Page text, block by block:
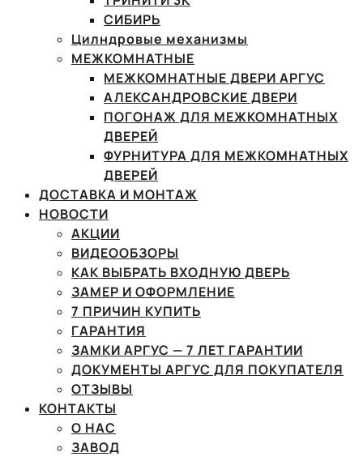
СИБИРЬ
Цилндровые механизмы
МЕЖКОМНАТНЫЕ
МЕЖКОМНАТНЫЕ ДВЕРИ АРГУС
АЛЕКСАНДРОВСКИЕ ДВЕРИ
ПОГОНАЖ ДЛЯ МЕЖКОМНАТНЫХ
ДВЕРЕЙ
ФУРНИТУРА ДЛЯ МЕЖКОМНАТНЫХ
ДВЕРЕЙ
ДОСТАВКА И МОНТАЖ
НОВОСТИ
АКЦИИ
ВИДЕООБЗОРЫ
КАК ВЫБРАТЬ ВХОДНУЮ ДВЕРЬ
ЗАМЕР И ОФОРМЛЕНИЕ
7 ПРИЧИН КУПИТЬ
ГАРАНТИЯ
ЗАМКИ АРГУС — 7 ЛЕТ ГАРАНТИИ
ДОКУМЕНТЫ АРГУС ДЛЯ ПОКУПАТЕЛЯ
ОТЗЫВЫ
КОНТАКТЫ
О НАС
ЗАВОД